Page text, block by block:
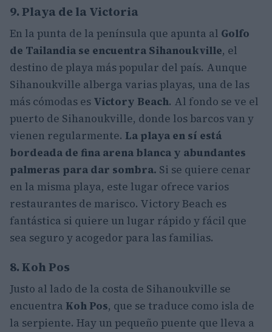
9. Playa de la Victoria
En la punta de la península que apunta al Golfo
de Tailandia se encuentra Sihanoukville, el
destino de playa más popular del país. Aunque
Sihanoukville alberga varias playas, una de las
más cómodas es Victory Beach. Al fondo se ve el
puerto de Sihanoukville, donde los barcos van y
vienen regularmente. La playa en sí está
bordeada de fina arena blanca y abundantes
palmeras para dar sombra. Si se quiere cenar
en la misma playa, este lugar ofrece varios
restaurantes de marisco. Victory Beach es
fantástica si quiere un lugar rápido y fácil que
sea seguro y acogedor para las familias.
8. Koh Pos
Justo al lado de la costa de Sihanoukville se
encuentra Koh Pos, que se traduce como isla de
la serpiente. Hay un pequeño puente que lleva a